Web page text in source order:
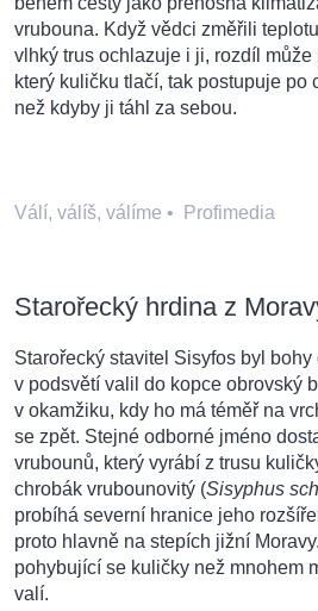
vrubouna. Když vědci změřili
vlhký trus ochlazuje i ji, rozdíl může
který kuličku tlačí, tak postupuje po
než kdyby ji táhl za sebou.
Válí, válíš, válíme • Profimedia
Starořecký hrdina z
Starořecký stavitel Sisyfos byl
v podsvětí valil do kopce obrovský
v okamžiku, kdy ho má téměř na
se zpět. Stejné odborné jméno
vrubounů, který vyrábí z trusu
chrobák vrubounovitý (Sisyphus
probíhá severní hranice jeho
proto hlavně na stepích jižní
pohybující se kuličky než mnohem
valí.